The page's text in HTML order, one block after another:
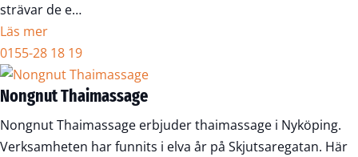
strävar de e…
Läs mer
0155-28 18 19
Nongnut Thaimassage
Nongnut Thaimassage erbjuder thaimassage i Nyköping.
Verksamheten har funnits i elva år på Skjutsaregatan. Här